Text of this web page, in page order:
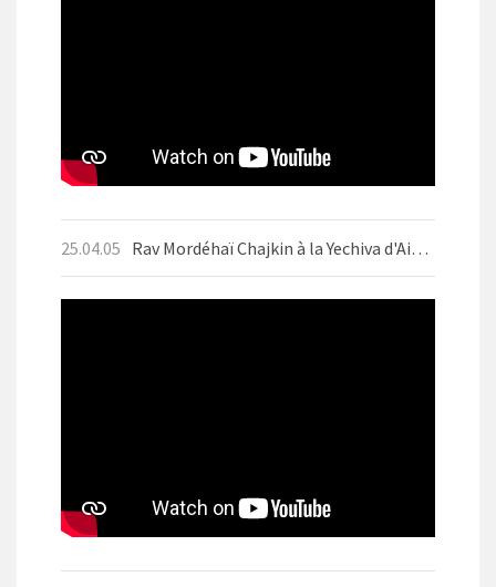
25.04.05 Rav Mordéhaï Chajkin à la Yechiva d'Aix-les-Bains en avril 2025 avant Pessah